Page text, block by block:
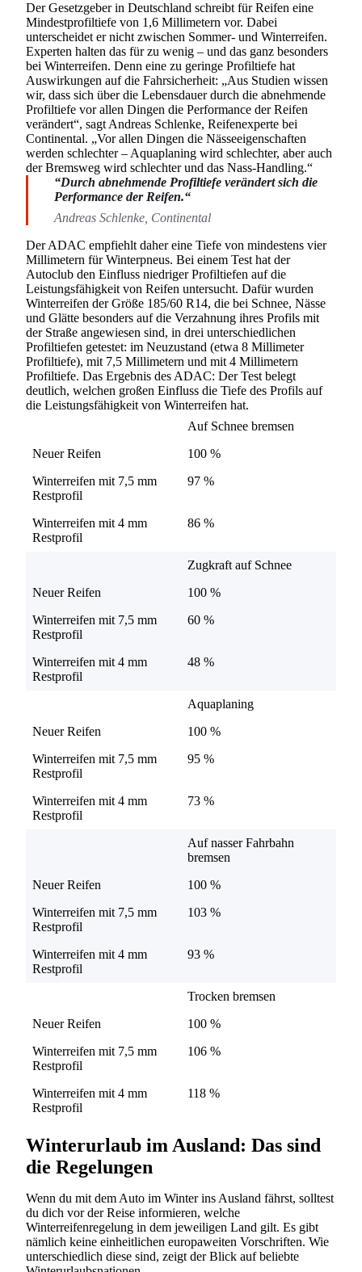
Der Gesetzgeber in Deutschland schreibt für Reifen eine
Mindestprofiltiefe von 1,6 Millimetern vor. Dabei
unterscheidet er nicht zwischen Sommer- und Winterreifen.
Experten halten das für zu wenig – und das ganz besonders
bei Winterreifen. Denn eine zu geringe Profiltiefe hat
Auswirkungen auf die Fahrsicherheit: „Aus Studien wissen
wir, dass sich über die Lebensdauer durch die abnehmende
Profiltiefe vor allen Dingen die Performance der Reifen
verändert“, sagt Andreas Schlenke, Reifenexperte bei
Continental. „Vor allen Dingen die Nässeeigenschaften
werden schlechter – Aquaplaning wird schlechter, aber auch
der Bremsweg wird schlechter und das Nass-Handling.“
Durch abnehmende Profiltiefe verändert sich die
Performance der Reifen.
Andreas Schlenke, Continental
Der ADAC empfiehlt daher eine Tiefe von mindestens vier
Millimetern für Winterpneus. Bei einem Test hat der
Autoclub den Einfluss niedriger Profiltiefen auf die
Leistungsfähigkeit von Reifen untersucht. Dafür wurden
Winterreifen der Größe 185/60 R14, die bei Schnee, Nässe
und Glätte besonders auf die Verzahnung ihres Profils mit
der Straße angewiesen sind, in drei unterschiedlichen
Profiltiefen getestet: im Neuzustand (etwa 8 Millimeter
Profiltiefe), mit 7,5 Millimetern und mit 4 Millimetern
Profiltiefe. Das Ergebnis des ADAC: Der Test belegt
deutlich, welchen großen Einfluss die Tiefe des Profils auf
die Leistungsfähigkeit von Winterreifen hat.
Auf Schnee bremsen
Neuer Reifen
100 %
Winterreifen mit 7,5 mm
Restprofil
97 %
Winterreifen mit 4 mm
Restprofil
86 %
Zugkraft auf Schnee
Neuer Reifen
100 %
Winterreifen mit 7,5 mm
Restprofil
60 %
Winterreifen mit 4 mm
Restprofil
48 %
Aquaplaning
Neuer Reifen
100 %
Winterreifen mit 7,5 mm
Restprofil
95 %
Winterreifen mit 4 mm
Restprofil
73 %
Auf nasser Fahrbahn
bremsen
Neuer Reifen
100 %
Winterreifen mit 7,5 mm
Restprofil
103 %
Winterreifen mit 4 mm
Restprofil
93 %
Trocken bremsen
Neuer Reifen
100 %
Winterreifen mit 7,5 mm
Restprofil
106 %
Winterreifen mit 4 mm
Restprofil
118 %
Winterurlaub im Ausland: Das sind
die Regelungen
Wenn du mit dem Auto im Winter ins Ausland fährst, solltest
du dich vor der Reise informieren, welche
Winterreifenregelung in dem jeweiligen Land gilt. Es gibt
nämlich keine einheitlichen europaweiten Vorschriften. Wie
unterschiedlich diese sind, zeigt der Blick auf beliebte